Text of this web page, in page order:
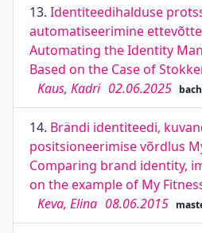
13. Identiteedihalduse
automatiseerimine
Automating the Identity
Based on the Case of
Kaus, Kadri 02.06.2025
14. Brändi identiteedi,
positsioneerimise võrdlus
Comparing brand identity,
on the example of My
Keva, Elina 08.06.2015